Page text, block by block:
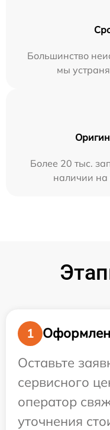
Большинство
мы
Более 20 тыс.
наличии на
1
Оставьте
сервисного
оператор
уточнения